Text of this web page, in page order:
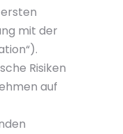
mit der
Risiken
auf